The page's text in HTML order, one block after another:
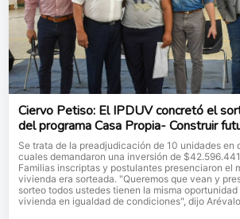
Ciervo Petiso: El IPDUV concretó el
del programa Casa Propia- Construir
Se trata de la preadjudicación de 10 unidades en
cuales demandaron una inversión de
Familias inscriptas y postulantes presenciaron el
vivienda era sorteada. "Queremos que vean y
sorteo todos ustedes tienen la misma
vivienda en igualdad de condiciones", dijo